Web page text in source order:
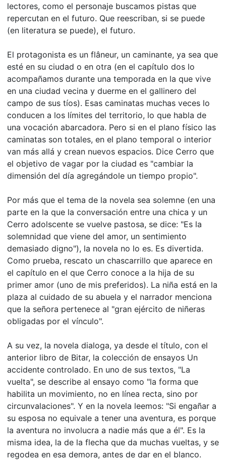
lectores, como el personaje buscamos pistas que
repercutan en el futuro. Que reescriban, si se puede
(en literatura se puede), el futuro.
El protagonista es un flâneur, un caminante, ya sea que
esté en su ciudad o en otra (en el capítulo dos lo
acompañamos durante una temporada en la que vive
en una ciudad vecina y duerme en el gallinero del
campo de sus tíos). Esas caminatas muchas veces lo
conducen a los límites del territorio, lo que habla de
una vocación abarcadora. Pero si en el plano físico las
caminatas son totales, en el plano temporal o interior
van más allá y crean nuevos espacios. Dice Cerro que
el objetivo de vagar por la ciudad es "cambiar la
dimensión del día agregándole un tiempo propio".
Por más que el tema de la novela sea solemne (en una
parte en la que la conversación entre una chica y un
Cerro adolscente se vuelve pastosa, se dice: "Es la
solemnidad que viene del amor, un sentimiento
demasiado digno"), la novela no lo es. Es divertida.
Como prueba, rescato un chascarrillo que aparece en
el capítulo en el que Cerro conoce a la hija de su
primer amor (uno de mis preferidos). La niña está en la
plaza al cuidado de su abuela y el narrador menciona
que la señora pertenece al "gran ejército de niñeras
obligadas por el vínculo".
A su vez, la novela dialoga, ya desde el título, con el
anterior libro de Bitar, la colección de ensayos Un
accidente controlado. En uno de sus textos, "La
vuelta", se describe al ensayo como "la forma que
habilita un movimiento, no en línea recta, sino por
circunvalaciones". Y en la novela leemos: "Si engañar a
su esposa no equivale a tener una aventura, es porque
la aventura no involucra a nadie más que a él". Es la
misma idea, la de la flecha que da muchas vueltas, y se
regodea en esa demora, antes de dar en el blanco.